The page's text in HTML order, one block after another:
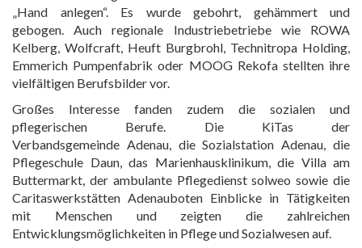
„Hand anlegen“. Es wurde gebohrt, gehämmert und
gebogen. Auch regionale Industriebetriebe wie ROWA
Kelberg, Wolfcraft, Heuft Burgbrohl, Technitropa Holding,
Emmerich Pumpenfabrik oder MOOG Rekofa stellten ihre
vielfältigen Berufsbilder vor.
Großes Interesse fanden zudem die sozialen und
pflegerischen Berufe. Die KiTas der
Verbandsgemeinde Adenau, die Sozialstation Adenau, die
Pflegeschule Daun, das Marienhausklinikum, die Villa am
Buttermarkt, der ambulante Pflegedienst solweo sowie die
Caritaswerkstätten Adenauboten Einblicke in Tätigkeiten
mit Menschen und zeigten die zahlreichen
Entwicklungsmöglichkeiten in Pflege und Sozialwesen auf.